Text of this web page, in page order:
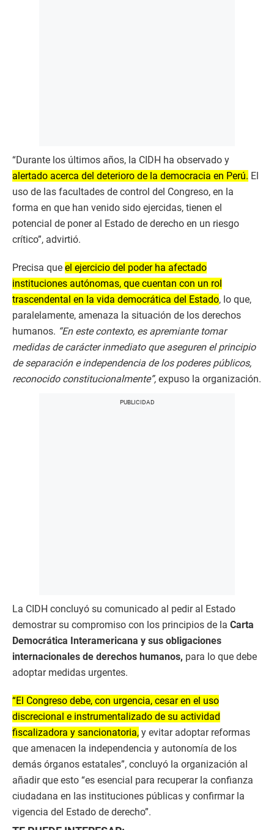
“Durante los últimos años, la CIDH ha observado y
alertado acerca del deterioro de la democracia en Perú. El
uso de las facultades de control del Congreso, en la
forma en que han venido sido ejercidas, tienen el
potencial de poner al Estado de derecho en un riesgo
crítico”, advirtió.
Precisa que el ejercicio del poder ha afectado
instituciones autónomas, que cuentan con un rol
trascendental en la vida democrática del Estado, lo que,
paralelamente, amenaza la situación de los derechos
humanos. “En este contexto, es apremiante tomar
medidas de carácter inmediato que aseguren el principio
de separación e independencia de los poderes públicos,
reconocido constitucionalmente”, expuso la organización.
La CIDH concluyó su comunicado al pedir al Estado
demostrar su compromiso con los principios de la Carta
Democrática Interamericana y sus obligaciones
internacionales de derechos humanos, para lo que debe
adoptar medidas urgentes.
“El Congreso debe, con urgencia, cesar en el uso
discrecional e instrumentalizado de su actividad
fiscalizadora y sancionatoria, y evitar adoptar reformas
que amenacen la independencia y autonomía de los
demás órganos estatales”, concluyó la organización al
añadir que esto “es esencial para recuperar la confianza
ciudadana en las instituciones públicas y confirmar la
vigencia del Estado de derecho”.